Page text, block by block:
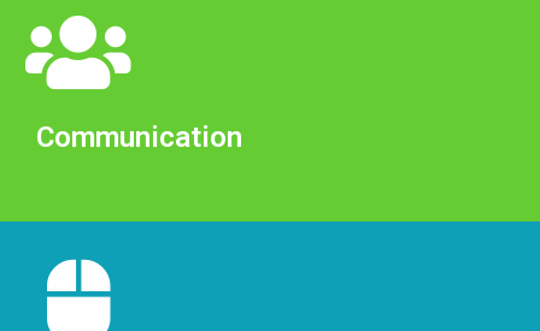
Communication